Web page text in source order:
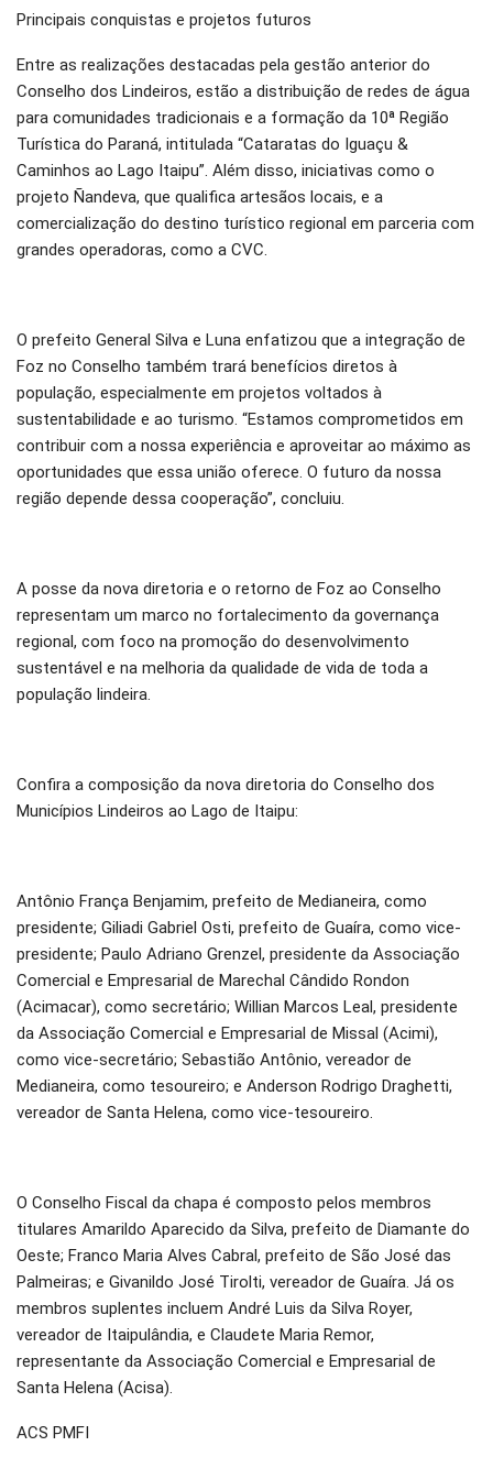
Principais conquistas e projetos futuros
Entre as realizações destacadas pela gestão anterior do
Conselho dos Lindeiros, estão a distribuição de redes de água
para comunidades tradicionais e a formação da 10ª Região
Turística do Paraná, intitulada “Cataratas do Iguaçu &
Caminhos ao Lago Itaipu”. Além disso, iniciativas como o
projeto Ñandeva, que qualifica artesãos locais, e a
comercialização do destino turístico regional em parceria com
grandes operadoras, como a CVC.
O prefeito General Silva e Luna enfatizou que a integração de
Foz no Conselho também trará benefícios diretos à
população, especialmente em projetos voltados à
sustentabilidade e ao turismo. “Estamos comprometidos em
contribuir com a nossa experiência e aproveitar ao máximo as
oportunidades que essa união oferece. O futuro da nossa
região depende dessa cooperação”, concluiu.
A posse da nova diretoria e o retorno de Foz ao Conselho
representam um marco no fortalecimento da governança
regional, com foco na promoção do desenvolvimento
sustentável e na melhoria da qualidade de vida de toda a
população lindeira.
Confira a composição da nova diretoria do Conselho dos
Municípios Lindeiros ao Lago de Itaipu:
Antônio França Benjamim, prefeito de Medianeira, como
presidente; Giliadi Gabriel Osti, prefeito de Guaíra, como vice-
presidente; Paulo Adriano Grenzel, presidente da Associação
Comercial e Empresarial de Marechal Cândido Rondon
(Acimacar), como secretário; Willian Marcos Leal, presidente
da Associação Comercial e Empresarial de Missal (Acimi),
como vice-secretário; Sebastião Antônio, vereador de
Medianeira, como tesoureiro; e Anderson Rodrigo Draghetti,
vereador de Santa Helena, como vice-tesoureiro.
O Conselho Fiscal da chapa é composto pelos membros
titulares Amarildo Aparecido da Silva, prefeito de Diamante do
Oeste; Franco Maria Alves Cabral, prefeito de São José das
Palmeiras; e Givanildo José Tirolti, vereador de Guaíra. Já os
membros suplentes incluem André Luis da Silva Royer,
vereador de Itaipulândia, e Claudete Maria Remor,
representante da Associação Comercial e Empresarial de
Santa Helena (Acisa).
ACS PMFI